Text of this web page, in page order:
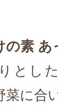
の素 あ
とし
に合